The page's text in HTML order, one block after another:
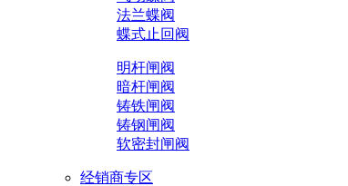
法兰蝶阀
蝶式止回阀
明杆闸阀
暗杆闸阀
铸铁闸阀
铸钢闸阀
软密封闸阀
经销商专区